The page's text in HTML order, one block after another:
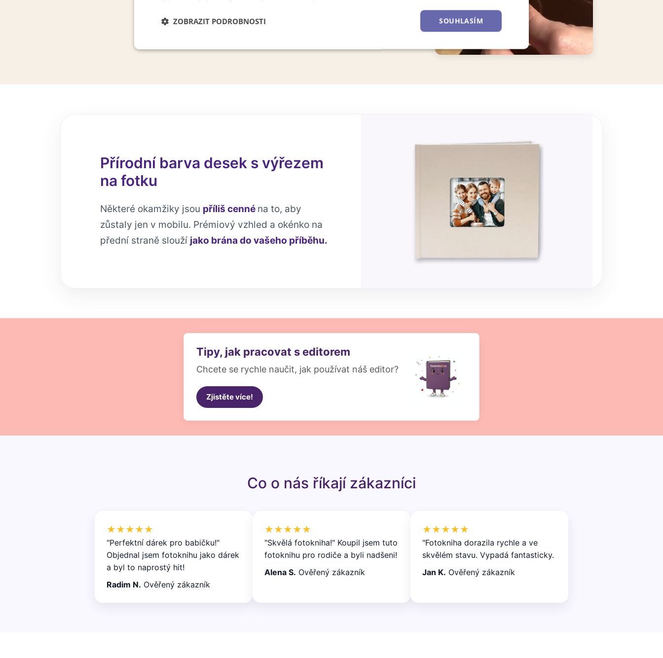
Přírodní barva desek s výřezem
na fotku
Některé okamžiky jsou příliš cenné na to, aby
zůstaly jen v mobilu. Prémiový vzhled a okénko na
přední straně slouží jako brána do vašeho příběhu.
Tipy, jak pracovat s editorem
Chcete se rychle naučit, jak používat náš editor?
Zjistěte více!
Co o nás říkají zákazníci
★★★★★
"Perfektní dárek pro babičku!"
Objednal jsem fotoknihu jako dárek
a byl to naprostý hit!
Radim N. Ověřený zákazník
★★★★★
"Skvělá fotokniha!" Koupil jsem tuto
fotoknihu pro rodiče a byli nadšeni!
Alena S. Ověřený zákazník
★★★★★
"Fotokniha dorazila rychle a ve
skvělém stavu. Vypadá fantasticky.
Jan K. Ověřený zákazník
SOUHLASÍM
ZOBRAZIT PODROBNOSTI
Nezbytně nutné
Výkonové
Soubory cílení Funkční soubory
Nezařazené